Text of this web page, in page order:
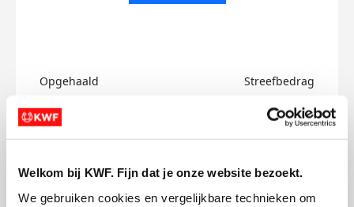
Welkom bij KWF. Fijn dat je onze website bezoekt.
We gebruiken cookies en vergelijkbare technieken om
Opgehaald Streefbedrag
Mats's badges